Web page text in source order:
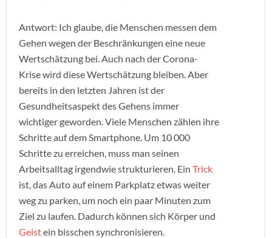
Antwort: Ich glaube, die Menschen messen dem
Gehen wegen der Beschränkungen eine neue
Wertschätzung bei. Auch nach der Corona-
Krise wird diese Wertschätzung bleiben. Aber
bereits in den letzten Jahren ist der
Gesundheitsaspekt des Gehens immer
wichtiger geworden. Viele Menschen zählen ihre
Schritte auf dem Smartphone. Um 10 000
Schritte zu erreichen, muss man seinen
Arbeitsalltag irgendwie strukturieren. Ein Trick
ist, das Auto auf einem Parkplatz etwas weiter
weg zu parken, um noch ein paar Minuten zum
Ziel zu laufen. Dadurch können sich Körper und
Geistein bisschen synchronisieren.